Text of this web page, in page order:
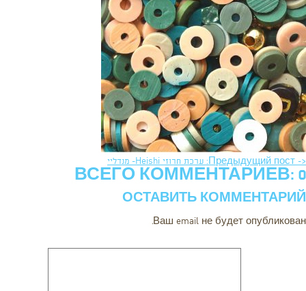
<- Предыдущий пост: ערכת חרוזי Heishi- מנדליי
ВСЕГО КОММЕНТАРИЕВ: 0
ОСТАВИТЬ КОММЕНТАРИЙ
Ваш email не будет опубликован.